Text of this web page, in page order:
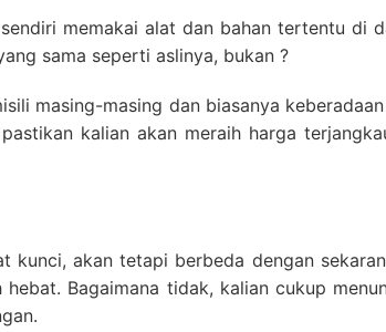
memakai alat dan bahan tertentu di
sama seperti aslinya, bukan ?
masing-masing dan biasanya
kalian akan meraih harga
kunci, akan tetapi berbeda dengan
Bagaimana tidak, kalian cukup